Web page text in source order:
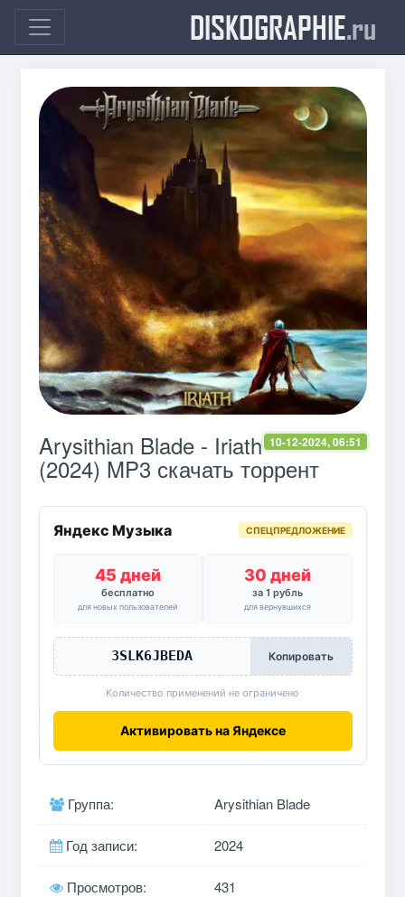
DISKOGRAPHIE.ru
10-12-2024, 06:51
Arysithian Blade - Iriath
(2024) MP3 скачать торрент
Яндекс Музыка СПЕЦПРЕДЛОЖЕНИЕ
45 дней
бесплатно
для новых пользователей
30 дней
за 1 рубль
для вернувшихся
3SLK6JBEDA Копировать
Количество применений не ограничено
Активировать на Яндексе
Группа: Arysithian Blade
Год записи: 2024
Просмотров: 431